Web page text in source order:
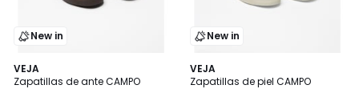
New in
VEJA
Zapatillas de ante CAMPO
New in
VEJA
Zapatillas de piel CAMPO